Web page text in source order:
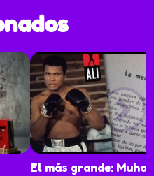
El más grande: